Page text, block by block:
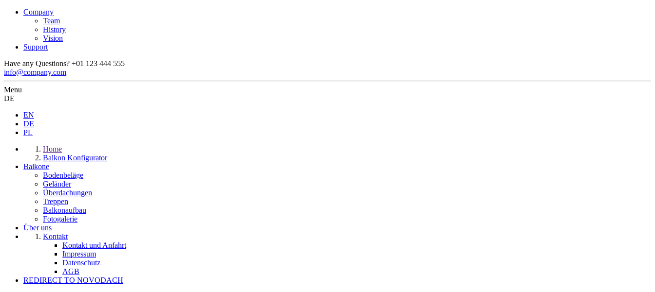
Company
Team
History
Vision
Support
Have any Questions? +01 123 444 555
info@company.com
Menu
DE
EN
DE
PL
Home
Balkon Konfigurator
Balkone
Bodenbeläge
Geländer
Überdachungen
Treppen
Balkonaufbau
Fotogalerie
Über uns
Kontakt
Kontakt und Anfahrt
Impressum
Datenschutz
AGB
REDIRECT TO NOVODACH